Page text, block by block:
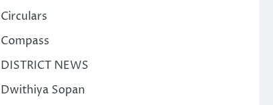
Circulars
Compass
DISTRICT NEWS
Dwithiya Sopan